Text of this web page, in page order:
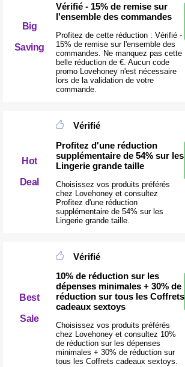
Big
Saving
Vérifié - 15% de remise sur
l'ensemble des commandes
Profitez de cette réduction : Vérifié -
15% de remise sur l'ensemble des
commandes. Ne manquez pas cette
belle réduction de €. Aucun code
promo Lovehoney n'est nécessaire
lors de la validation de votre
commande.
Hot
Deal
Vérifié
Profitez d'une réduction
supplémentaire de 54% sur les
Lingerie grande taille
Choisissez vos produits préférés
chez Lovehoney et consultez
Profitez d'une réduction
supplémentaire de 54% sur les
Lingerie grande taille.
Best
Sale
Vérifié
10% de réduction sur les
dépenses minimales + 30% de
réduction sur tous les Coffrets
cadeaux sextoys
Choisissez vos produits préférés
chez Lovehoney et consultez 10%
de réduction sur les dépenses
minimales + 30% de réduction sur
tous les Coffrets cadeaux sextoys.